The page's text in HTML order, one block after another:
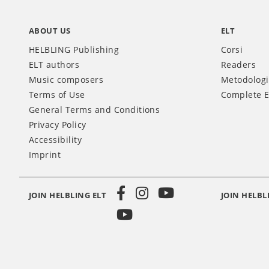
ABOUT US
HELBLING Publishing
ELT authors
Music composers
Terms of Use
General Terms and Conditions
Privacy Policy
Accessibility
Imprint
ELT
Corsi
Readers
Complete
Social
JOIN HELBLING ELT JOIN